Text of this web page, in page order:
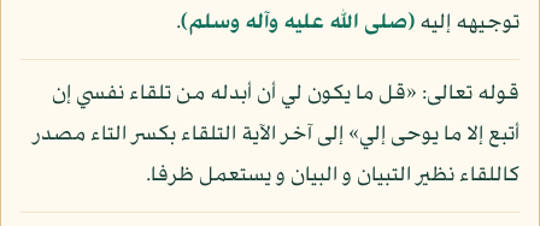
توجيهه إليه(صلى الله عليه وآله وسلم).
قوله تعالى: «قل ما يكون لي أن أبدله من تلقاء نفسي إن
أتبع إلا ما يوحى إلي» إلى آخر الآية التلقاء بكسر التاء مصدر
كاللقاء نظير التبيان و البيان و يستعمل ظرفا.